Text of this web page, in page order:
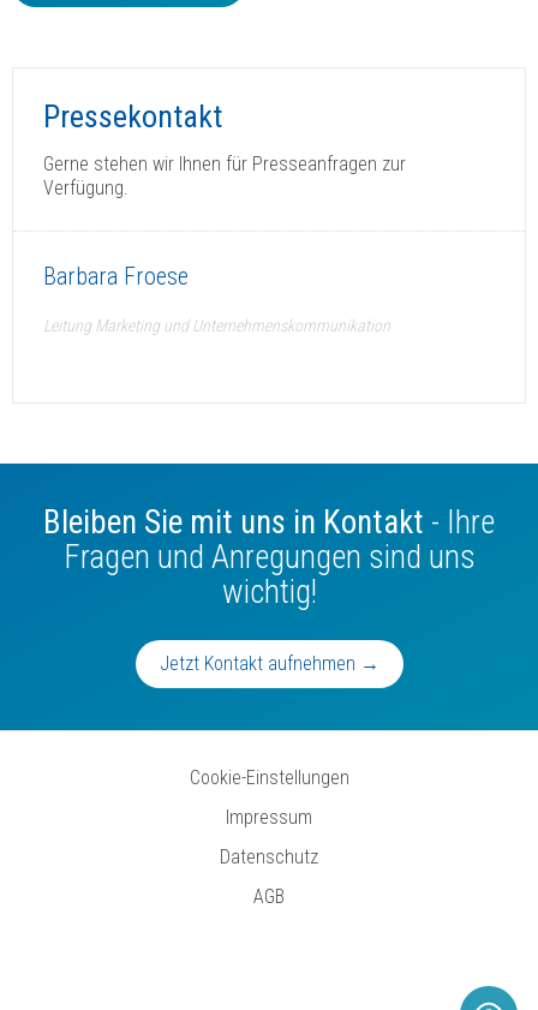
Pressekontakt
Gerne stehen wir Ihnen für Presseanfragen zur
Verfügung.
Barbara Froese
Leitung Marketing und Unternehmenskommunikation
Bleiben Sie mit uns in Kontakt - Ihre
Fragen und Anregungen sind uns
wichtig!
Jetzt Kontakt aufnehmen →
Cookie-Einstellungen
Impressum
Datenschutz
AGB